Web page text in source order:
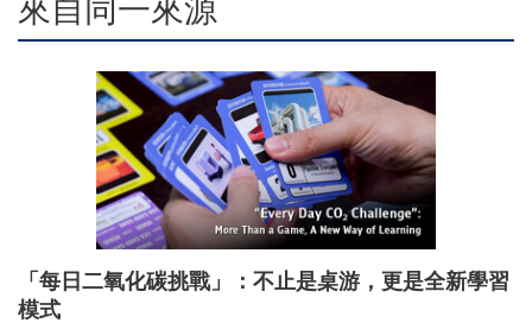
「每日二氧化碳挑戰」：不止是桌游，更是全新學習
模式